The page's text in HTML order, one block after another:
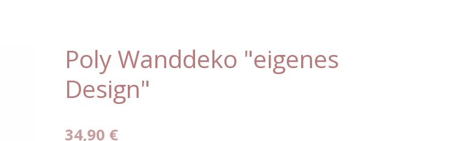
Poly Wanddeko "eigenes
Design"
34,90 €